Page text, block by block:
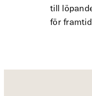
till
för